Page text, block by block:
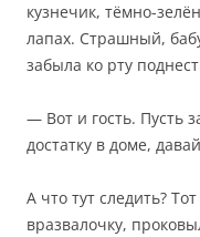
кузнечик, тёмно-
лапах. Страшный,
забыла ко рту
— Вот и гость. Пусть
достатку в доме,
А что тут следить?
вразвалочку,